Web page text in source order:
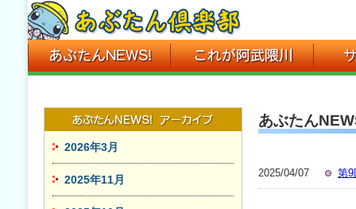
2026年3月
2025年11月
あぶたん
2025/04/07 第9